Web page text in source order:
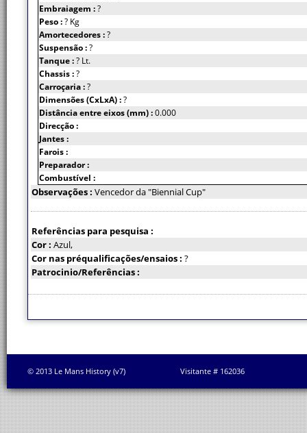
Embraiagem :?
Peso :? Kg
Amortecedores :?
Suspensão :?
Tanque :? Lt.
Chassis :?
Carroçaria :?
Dimensões (CxLxA) :?
Distância entre eixos (mm) :0.000
Direcção :
Jantes :
Farois :
Preparador :
Combustível :
Observações : Vencedor da "Biennial Cup"
Referências para pesquisa :
Cor : Azul,
Cor nas préqualificações/ensaios : ?
Patrocinio/Referências :
© 2013 Le Mans History (v7) Visitante # 162036